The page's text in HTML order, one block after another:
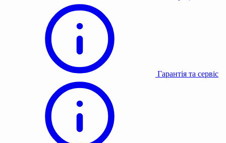
Гарантія та сервіс